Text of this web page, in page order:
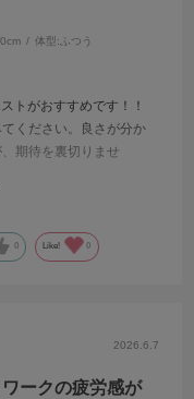
体型:ふつう
トがおすすめです！！
ください。良さが分か
期待を裏切りませ
イエストでも充分だと
0 Like! 0
2026.6.7
ークの疲労感が